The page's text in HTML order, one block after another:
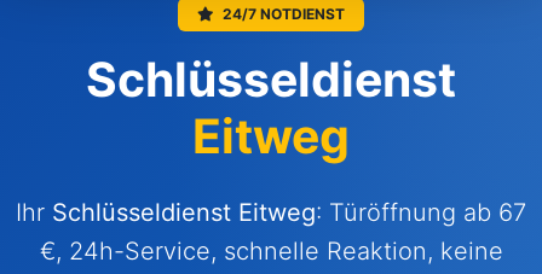
24/7 NOTDIENST
Schlüsseldienst
Eitweg
Ihr Schlüsseldienst Eitweg: Türöffnung ab 67
€, 24h-Service, schnelle Reaktion, keine